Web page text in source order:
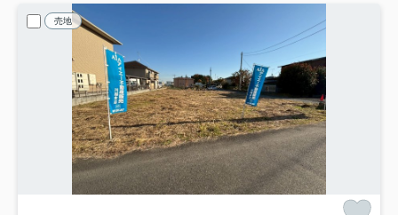
売地